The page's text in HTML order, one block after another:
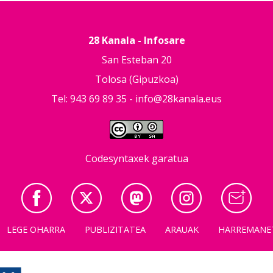
28 Kanala - Infosare
San Esteban 20
Tolosa (Gipuzkoa)
Tel: 943 69 89 35 - info@28kanala.eus
Codesyntaxek garatua
LEGE OHARRA PUBLIZITATEA ARAUAK